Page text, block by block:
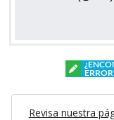
Revisa nuestra